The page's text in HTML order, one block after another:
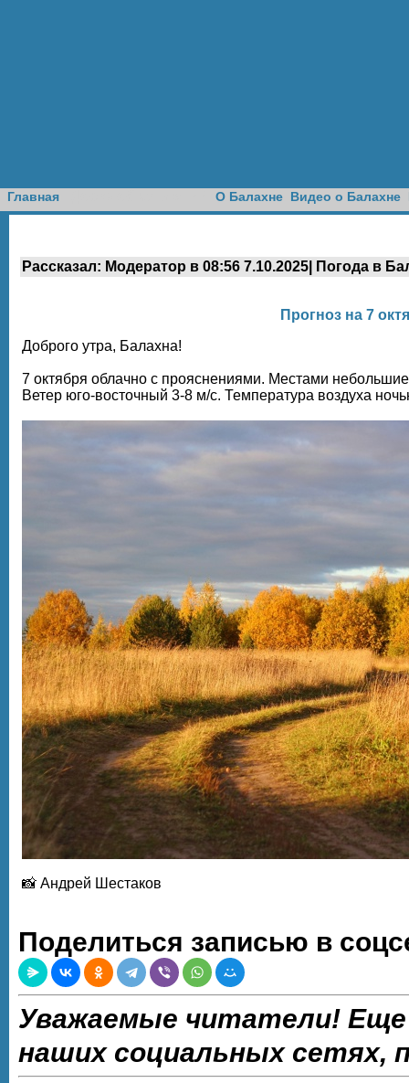
Главная О Балахне Видео о Балахне
Рассказал: Модератор в 08:56 7.10.2025| Погода в
Прогноз на 7
Доброго утра, Балахна!
7 октября облачно с прояснениями. Местами
Ветер юго-восточный 3-8 м/с. Температура воздуха
📸 Андрей Шестаков
Поделиться записью в
Уважаемые читатели!
наших социальных сетях,